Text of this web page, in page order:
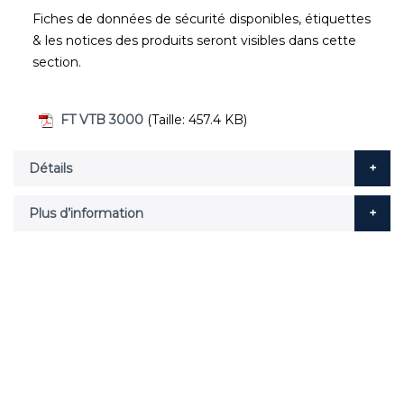
Fiches de données de sécurité disponibles, étiquettes
& les notices des produits seront visibles dans cette
section.
FT VTB 3000 (Taille: 457.4 KB)
Détails
Plus d’information